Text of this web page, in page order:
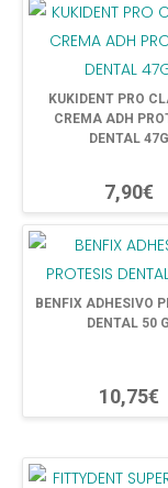
KUKIDENT PRO
CREMA ADH
DENTAL 47G
7,90€
BENFIX ADHESIVO
DENTAL 50 G
10,75€